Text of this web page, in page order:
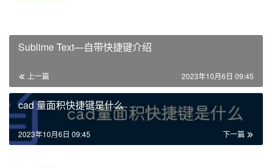
Sublime Text—自带快捷键介绍
上一篇 2023年10月6日 09:45
cad 量面积快捷键是什么
下一篇
2023年10月6日 09:45